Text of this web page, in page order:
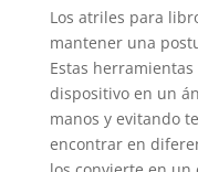
Los atriles para
mantener una
Estas
dispositivo en un
manos y evitando
encontrar en